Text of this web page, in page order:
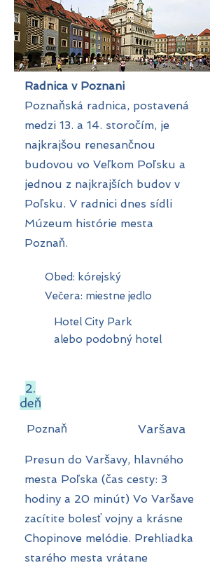
Radnica v Poznani
Poznaňská radnica, postavená
medzi 13. a 14. storočím, je
najkrajšou renesančnou
budovou vo Veľkom Poľsku a
jednou z najkrajších budov v
Poľsku. V radnici dnes sídli
Múzeum histórie mesta
Poznaň.
Obed: kórejský
Večera: miestne jedlo
Hotel City Park
alebo podobný hotel
2.
deň
Poznaň Varšava
Presun do Varšavy, hlavného
mesta Poľska (čas cesty: 3
hodiny a 20 minút) Vo Varšave
zacítite bolesť vojny a krásne
Chopinove melódie. Prehliadka
starého mesta vrátane